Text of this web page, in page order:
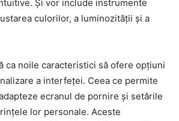
Și vor include instrumente
culorilor, a luminozității și a
ca noile caracteristici să ofere opțiuni
a interfeței. Ceea ce permite
ecranul de pornire și setările
lor personale. Aceste